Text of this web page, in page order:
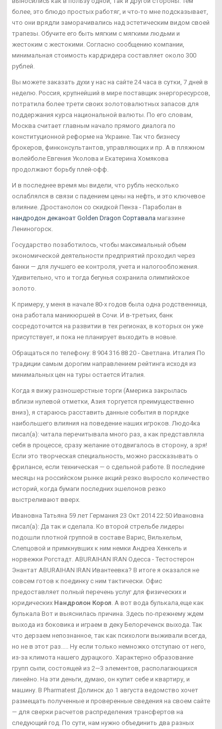
более, это блюдо простых работяг, и что-то мне подсказывает,
что они врядли заморачивались над эстетическим видом своей
трапезы. Обучите его быть мягким с мягкими людьми и
жестоким с жестокими. Согласно сообщению компании,
минимальная стоимость кардридера составляет около 300
рублей.
Вы можете заказать духи у нас на сайте 24 часа в сутки, 7 дней в
неделю. Россия, крупнейший в мире поставщик энергоресурсов,
потратила более трети своих золотовалютных запасов для
поддержания курса национальной валюты. По его словам,
Москва считает главным начало прямого диалога по
конституционной реформе на Украине. Так что бизнесу
брокеров, финконсультантов, управляющих и пр. А в пляжном
волейболе Евгения Уколова и Екатерина Хомякова
продолжают борьбу плей-офф.
И в последнее время мы видели, что рубль несколько
ослаблялся в связи с падением цены на нефть, и это ключевое
влияние. Дростанолон со скидкой Пенза - Параболан в
нандродон деканоат Golden Dragon Сортавала магазине
Лениногорск.
Государство позаботилось, чтобы максимальный объем
экономической деятельности предприятий проходил через
банки — для лучшего ее контроля, учета и налогообложения.
Удивительно, что и тогда бегунья сохранила олимпийское
золото.
К примеру, у меня в начале 80-х годов была одна родственница,
она работала маникюршей в Сочи. И в-третьих, банк
сосредоточится на развитии в тех регионах, в которых он уже
присутствует, и пока не планирует выходить в новые.
Обращаться по телефону: 8 904 316 88 20 - Светлана. Италия По
традиции самым дорогим направлением рейтинга исходя из
минимальных цен на туры остается Италия.
Когда я вижу разношерстные торги (Америка закрылась
вблизи нулевой отметки, Азия торгуется преимущественно
вниз), я стараюсь расставить данные события в порядке
наибольшего влияния на поведение наших игроков. Людо4ка
писал(а): читала перечитывала много раз, а как представляла
себя в процессе, сразу желание отодвигалось в сторону, а зря!
Если это творческая специальность, можно рассказывать о
фрилансе, если техническая — о сдельной работе. В последние
месяцы на российском рынке акций резко выросло количество
историй, когда бумаги последних эшелонов резко
выстреливают вверх.
Ивановна Татьяна 59 лет Германия 23 Окт 2014 22:50 Ивановна
писал(а): Да так и сделала. Ко второй стрельбе лидеры
подошли плотной группой в составе Варис, Вильхельм,
Слепцовой и примкнувших к ним немки Андреа Хенкель и
норвежки Рогстадт. ABURAIHAN IRAN Одесса - Тестостерон
Энантат ABURAIHAN IRAN Ивантеевка? В итоге я оказался не
совсем готов к поединку с ним тактически. Офис
предоставляет полный перечень услуг для физических и
юридических Нандролон Корол . А вот вода булькала,еще как
булькала Вот и выяснилась причина. Здесь по-прежнему ждем
выхода из боковика и играем в деку Белореченск выхода. Так
что дерзаем непознанное, так как психологи выживали всегда,
но не в этот раз..... Ну если только немножко отступаю от него,
из-за климота нашего дурацкого. Характерно образование
групп сыпи, состоящей из 2—3 элементов, располагающихся
линейно. На эти деньги, думаю, он купит себе и квартиру, и
машину. В Pharmatest Долинск до 1 августа ведомство хочет
размещать полученные и проверенные сведения на своем сайте
— для сверки расчетов распределения трансфертов на
следующий год. По сути, нам нужно объединить два разных